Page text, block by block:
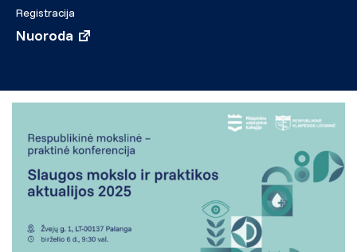
Registracija
Nuoroda